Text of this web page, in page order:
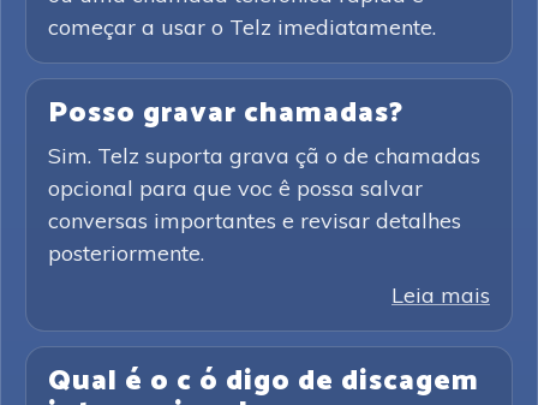
começar a usar o Telz imediatamente.
Posso gravar chamadas?
Sim. Telz suporta grava çã o de chamadas
opcional para que voc ê possa salvar
conversas importantes e revisar detalhes
posteriormente.
Leia mais
Qual é o c ó digo de discagem